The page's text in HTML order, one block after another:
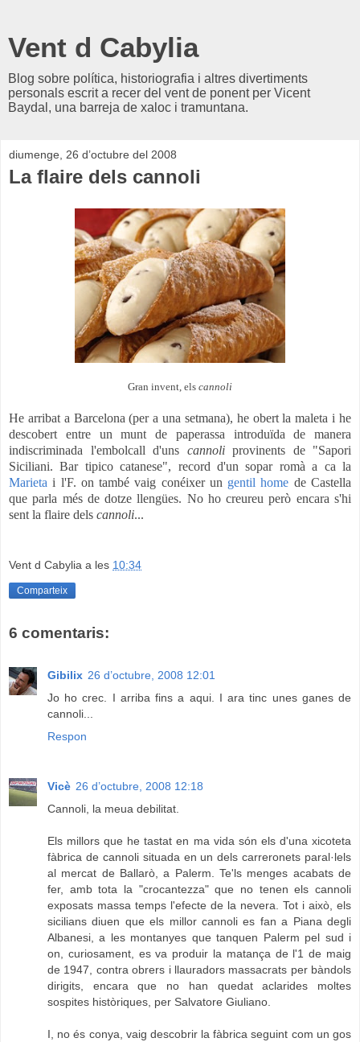
Vent d Cabylia
Blog sobre política, historiografia i altres divertiments
personals escrit a recer del vent de ponent per Vicent
Baydal, una barreja de xaloc i tramuntana.
diumenge, 26 d’octubre del 2008
La flaire dels cannoli
Gran invent, els cannoli
He arribat a Barcelona (per a una setmana), he obert la maleta i he
descobert entre un munt de paperassa introduïda de manera
indiscriminada l'embolcall d'uns cannoli provinents de "Sapori
Siciliani. Bar tipico catanese", record d'un sopar romà a ca la
Marieta i l'F. on també vaig conéixer un gentil home de Castella
que parla més de dotze llengües. No ho creureu però encara s'hi
sent la flaire dels cannoli...
Vent d Cabylia a les 10:34
Comparteix
6 comentaris:
Gibilix 26 d’octubre, 2008 12:01
Jo ho crec. I arriba fins a aqui. I ara tinc unes ganes de
cannoli...
Respon
Vicè 26 d’octubre, 2008 12:18
Cannoli, la meua debilitat.
Els millors que he tastat en ma vida són els d'una xicoteta
fàbrica de cannoli situada en un dels carreronets paral·lels
al mercat de Ballarò, a Palerm. Te'ls menges acabats de
fer, amb tota la "crocantezza" que no tenen els cannoli
exposats massa temps l'efecte de la nevera. Tot i això, els
sicilians diuen que els millor cannoli es fan a Piana degli
Albanesi, a les montanyes que tanquen Palerm pel sud i
on, curiosament, es va produir la matança de l'1 de maig
de 1947, contra obrers i llauradors massacrats per bàndols
dirigits, encara que no han quedat aclarides moltes
sospites històriques, per Salvatore Giuliano.
I, no és conya, vaig descobrir la fàbrica seguint com un gos